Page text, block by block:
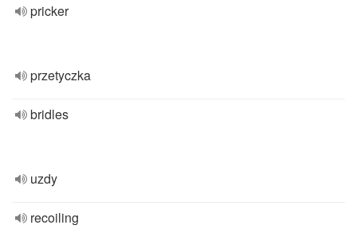
pricker
przetyczka
bridles
uzdy
recoiling